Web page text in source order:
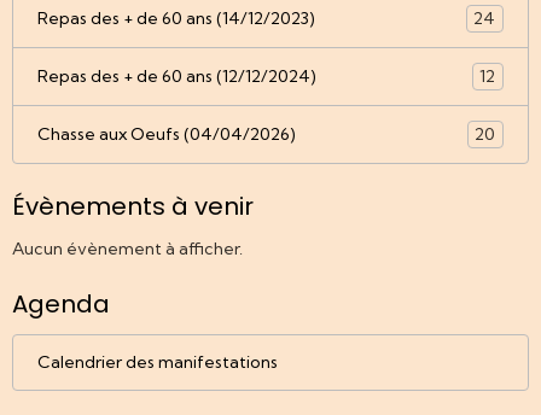
Repas des + de 60 ans (14/12/2023) 24
Repas des + de 60 ans (12/12/2024) 12
Chasse aux Oeufs (04/04/2026) 20
Évènements à venir
Aucun évènement à afficher.
Agenda
Calendrier des manifestations